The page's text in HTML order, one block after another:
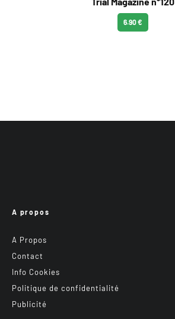
6.90 €
A propos
A Propos
Contact
Info Cookies
Politique de confidentialité
Publicité